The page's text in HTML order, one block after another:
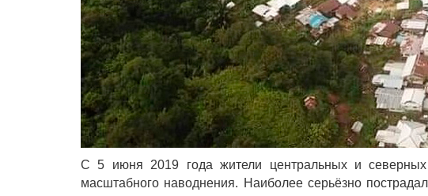
С 5 июня 2019 года жители центральных и северных
масштабного наводнения. Наиболее серьёзно